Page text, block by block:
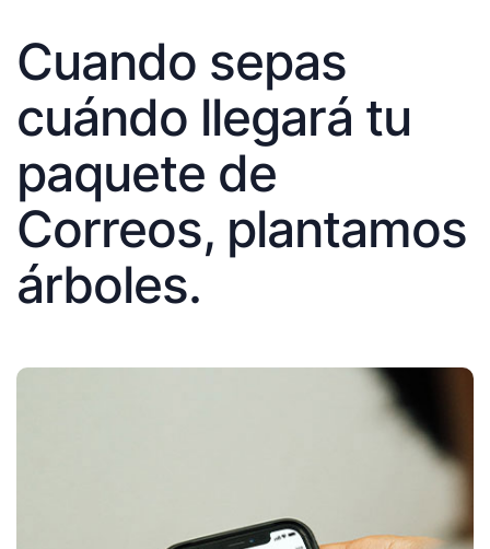
Cuando sepas
cuándo llegará tu
paquete de
Correos, plantamos
árboles.